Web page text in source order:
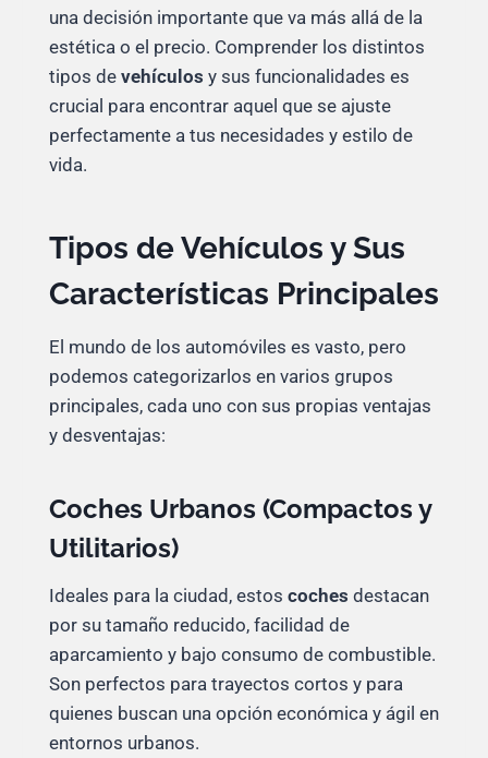
una decisión importante que va más allá de la
estética o el precio. Comprender los distintos
tipos de vehículos y sus funcionalidades es
crucial para encontrar aquel que se ajuste
perfectamente a tus necesidades y estilo de
vida.
Tipos de Vehículos y Sus
Características Principales
El mundo de los automóviles es vasto, pero
podemos categorizarlos en varios grupos
principales, cada uno con sus propias ventajas
y desventajas:
Coches Urbanos (Compactos y
Utilitarios)
Ideales para la ciudad, estos coches destacan
por su tamaño reducido, facilidad de
aparcamiento y bajo consumo de combustible.
Son perfectos para trayectos cortos y para
quienes buscan una opción económica y ágil en
entornos urbanos.